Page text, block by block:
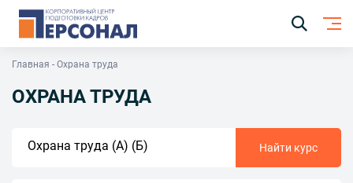
Главная Охрана труда
ОХРАНА ТРУДА
Найти курс